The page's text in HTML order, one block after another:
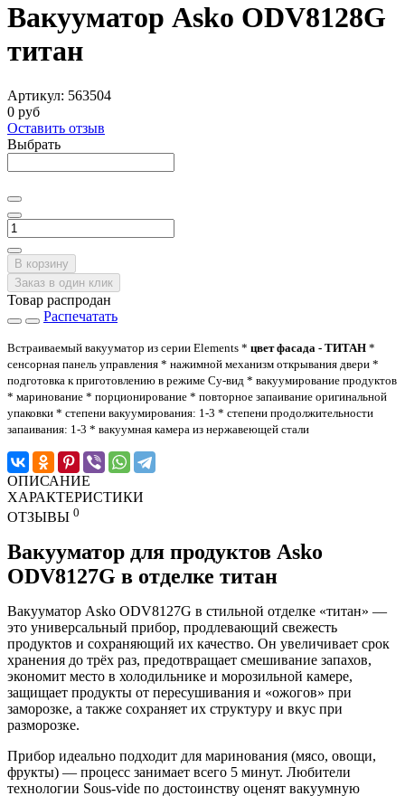
Вакууматор Asko ODV8128G
титан
Артикул: 563504
0 руб
Оставить отзыв
Выбрать
В корзину
Заказ в один клик
Товар распродан
Распечатать
Встраиваемый вакууматор из серии Elements * цвет фасада - ТИТАН *
сенсорная панель управления * нажимной механизм открывания двери *
подготовка к приготовлению в режиме Су-вид * вакуумирование продуктов
* маринование * порционирование * повторное запаивание оригинальной
упаковки * степени вакуумирования: 1-3 * степени продолжительности
запаивания: 1-3 * вакуумная камера из нержавеющей стали
ОПИСАНИЕ
ХАРАКТЕРИСТИКИ
ОТЗЫВЫ 0
Вакууматор для продуктов Asko
ODV8127G в отделке титан
Вакууматор Asko ODV8127G в стильной отделке «титан» —
это универсальный прибор, продлевающий свежесть
продуктов и сохраняющий их качество. Он увеличивает срок
хранения до трёх раз, предотвращает смешивание запахов,
экономит место в холодильнике и морозильной камере,
защищает продукты от пересушивания и «ожогов» при
заморозке, а также сохраняет их структуру и вкус при
разморозке.
Прибор идеально подходит для маринования (мясо, овощи,
фрукты) — процесс занимает всего 5 минут. Любители
технологии Sous-vide по достоинству оценят вакуумную